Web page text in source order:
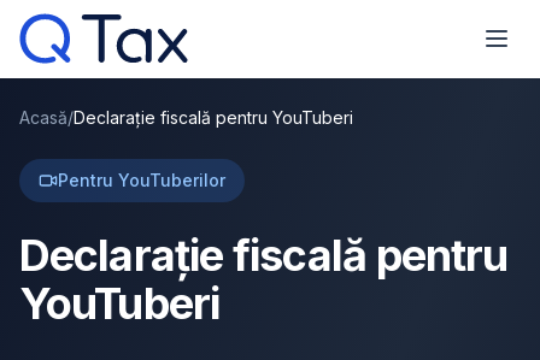
Acasă/Declarație fiscală pentru YouTuberi
Pentru YouTuberilor
Declarație fiscală pentru
YouTuberi